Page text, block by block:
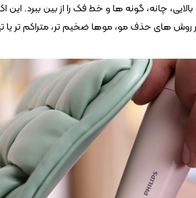
چانه، گونه ها و خط فک را از بین ببرد. این
های حذف مو، موها ضخیم تر، متراکم تر یا